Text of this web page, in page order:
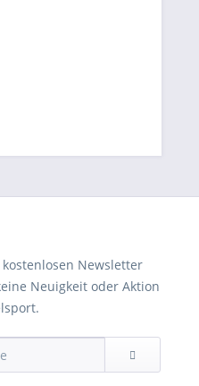
Newsletter
Neuigkeit oder Aktion